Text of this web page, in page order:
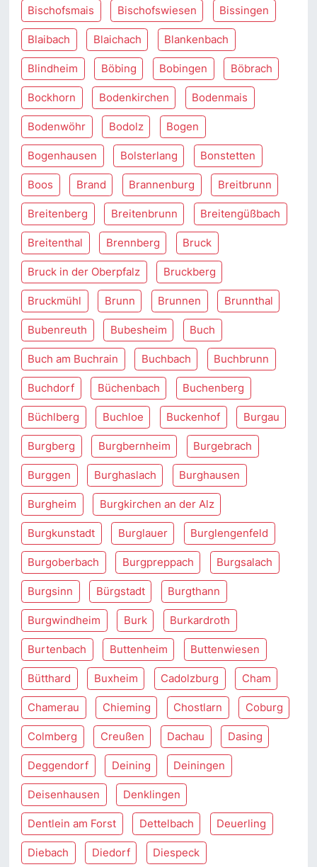
Bischofsmais Bischofswiesen Bissingen
Blaibach Blaichach Blankenbach
Blindheim Böbing Bobingen Böbrach
Bockhorn Bodenkirchen Bodenmais
Bodenwöhr Bodolz Bogen
Bogenhausen Bolsterlang Bonstetten
Boos Brand Brannenburg Breitbrunn
Breitenberg Breitenbrunn Breitengüßbach
Breitenthal Brennberg Bruck
Bruck in der Oberpfalz Bruckberg
Bruckmühl Brunn Brunnen Brunnthal
Bubenreuth Bubesheim Buch
Buch am Buchrain Buchbach Buchbrunn
Buchdorf Büchenbach Buchenberg
Büchlberg Buchloe Buckenhof Burgau
Burgberg Burgbernheim Burgebrach
Burggen Burghaslach Burghausen
Burgheim Burgkirchen an der Alz
Burgkunstadt Burglauer Burglengenfeld
Burgoberbach Burgpreppach Burgsalach
Burgsinn Bürgstadt Burgthann
Burgwindheim Burk Burkardroth
Burtenbach Buttenheim Buttenwiesen
Bütthard Buxheim Cadolzburg Cham
Chamerau Chieming Chostlarn Coburg
Colmberg Creußen Dachau Dasing
Deggendorf Deining Deiningen
Deisenhausen Denklingen
Dentlein am Forst Dettelbach Deuerling
Diebach Diedorf Diespeck